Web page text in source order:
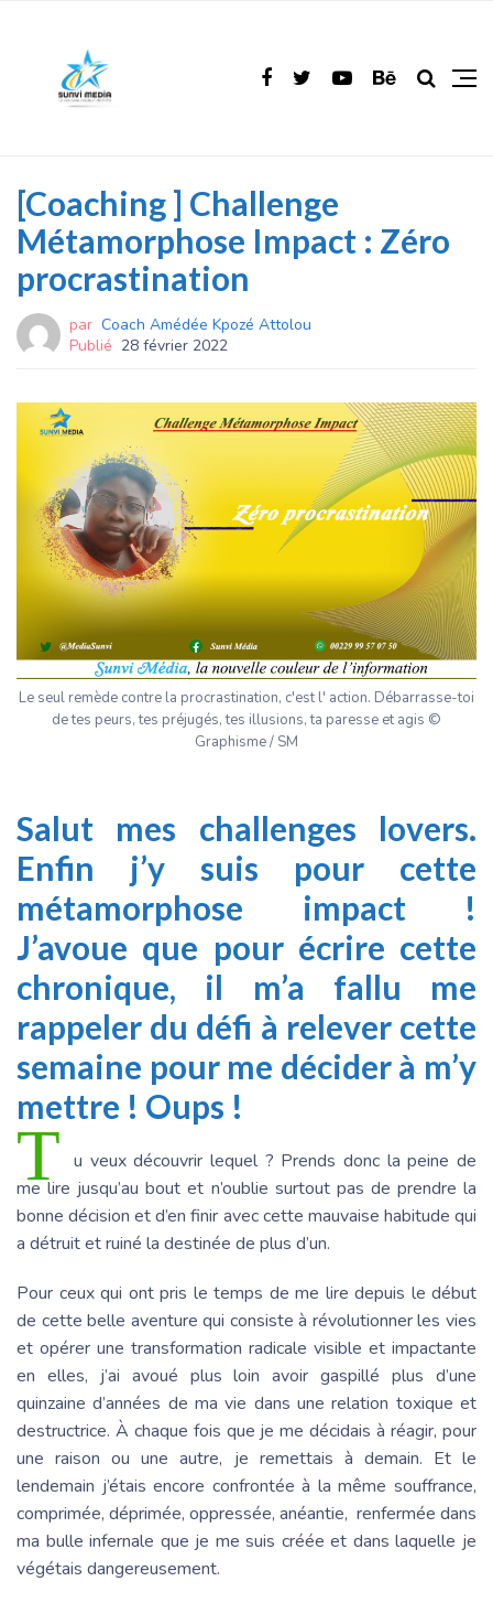
[Coaching ] Challenge
Métamorphose Impact : Zéro
procrastination
par Coach Amédée Kpozé Attolou
Publié 28 février 2022
Le seul remède contre la procrastination, c'est l' action. Débarrasse-toi
de tes peurs, tes préjugés, tes illusions, ta paresse et agis ©
Graphisme / SM
Salut mes challenges lovers.
Enfin j’y suis pour cette
métamorphose impact !
J’avoue que pour écrire cette
chronique, il m’a fallu me
rappeler du défi à relever cette
semaine pour me décider à m’y
mettre ! Oups !
T u veux découvrir lequel ? Prends donc la peine de
me lire jusqu’au bout et n’oublie surtout pas de prendre la
bonne décision et d’en finir avec cette mauvaise habitude qui
a détruit et ruiné la destinée de plus d’un.
Pour ceux qui ont pris le temps de me lire depuis le début
de cette belle aventure qui consiste à révolutionner les vies
et opérer une transformation radicale visible et impactante
en elles, j’ai avoué plus loin avoir gaspillé plus d’une
quinzaine d’années de ma vie dans une relation toxique et
destructrice. À chaque fois que je me décidais à réagir, pour
une raison ou une autre, je remettais à demain. Et le
lendemain j’étais encore confrontée à la même souffrance,
comprimée, déprimée, oppressée, anéantie, renfermée dans
ma bulle infernale que je me suis créée et dans laquelle je
végétais dangereusement.